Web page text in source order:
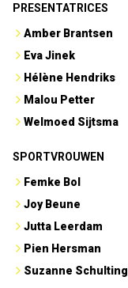
PRESENTATRICES
Amber Brantsen
Eva Jinek
Hélène Hendriks
Malou Petter
Welmoed Sijtsma
SPORTVROUWEN
Femke Bol
Joy Beune
Jutta Leerdam
Pien Hersman
Suzanne Schulting